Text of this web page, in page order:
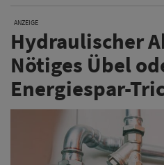
ANZEIGE
Hydraulischer
Nötiges Übel
Energiespar-